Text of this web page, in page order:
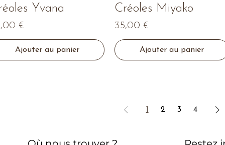
Aperçu rapide
Yvana
€
Ajouter au panier
Aperçu rapide
Créoles Miyako
Prix
35,00 €
Ajouter au panier
1 2 3 4